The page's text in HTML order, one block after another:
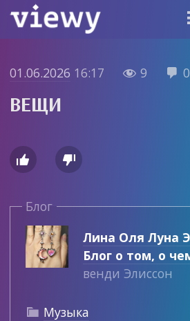
01.06.2026 16:17  9  0
ВЕЩИ
 
Блог
Лина Оля Луна
Блог о том, о
венди Элиссон
 Музыка